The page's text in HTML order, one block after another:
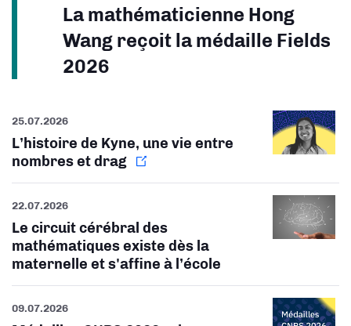
La mathématicienne Hong
Wang reçoit la médaille Fields
2026
25.07.2026
L’histoire de Kyne, une vie entre
nombres et drag
22.07.2026
Le circuit cérébral des
mathématiques existe dès la
maternelle et s'affine à l’école
09.07.2026